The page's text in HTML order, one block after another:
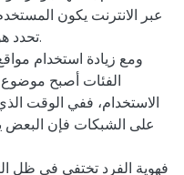
عبر الانترنت يكون
تحدد
ومع زيادة استخدام
الفئات أصبح موضوع
الاستخدام، ففي الوقت
على الشبكات فإن البعض
فهوية الفرد تختفي في ظل